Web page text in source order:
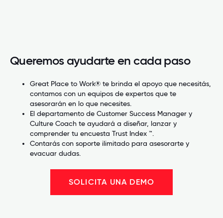
Queremos ayudarte en cada paso
Great Place to Work® te brinda el apoyo que necesitás,
contamos con un equipos de expertos que te
asesorarán en lo que necesites.
El departamento de Customer Success Manager y
Culture Coach te ayudará a diseñar, lanzar y
comprender tu encuesta Trust Index ™.
Contarás con soporte ilimitado para asesorarte y
evacuar dudas.
SOLICITA UNA DEMO